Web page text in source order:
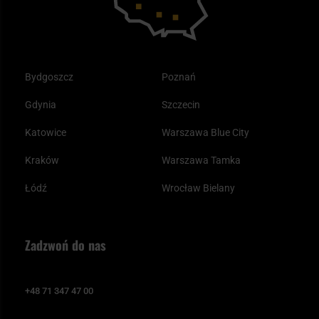
Bydgoszcz
Gdynia
Katowice
Kraków
Łódź
Poznań
Szczecin
Warszawa Blue City
Warszawa Tamka
Wrocław Bielany
Zadzwoń do nas
+48 71 347 47 00